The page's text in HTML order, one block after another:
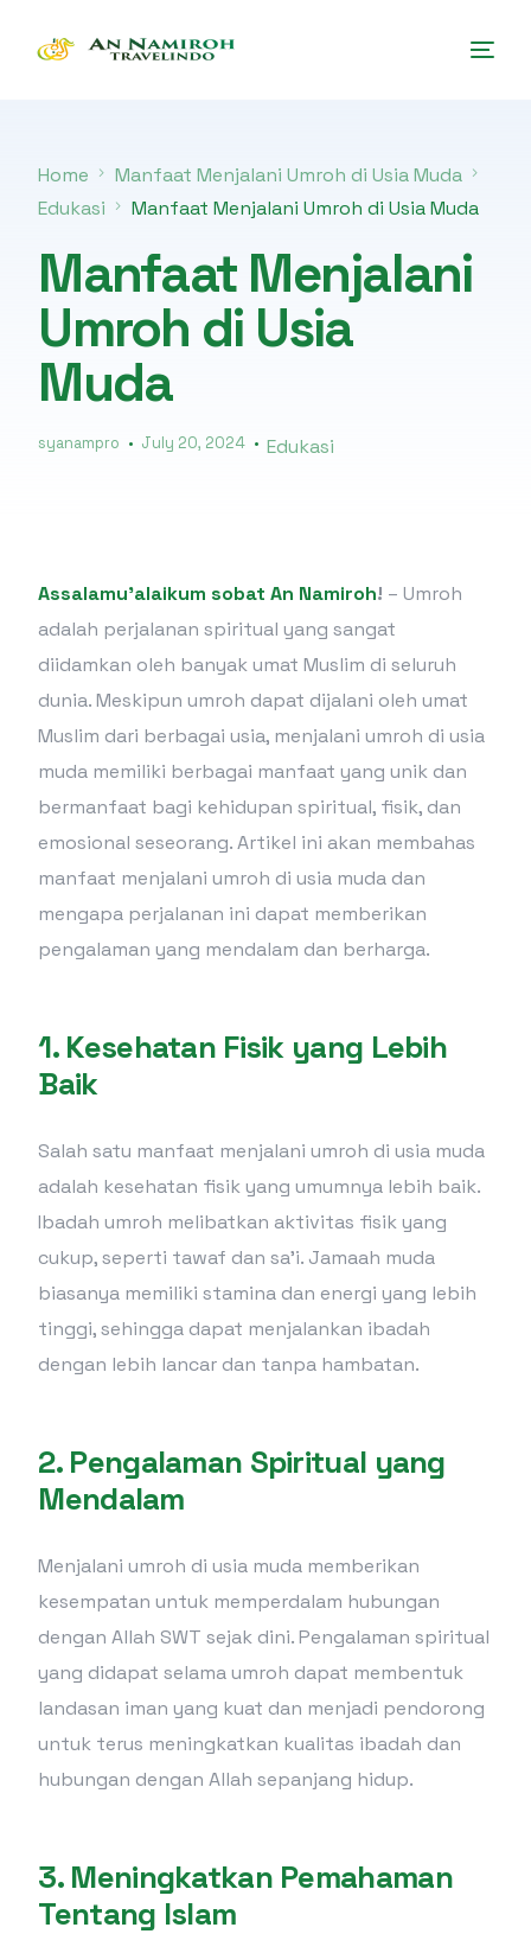
Home
Manfaat Menjalani Umroh di Usia Muda
Edukasi
Manfaat Menjalani Umroh di Usia Muda
Manfaat Menjalani
Umroh di Usia
Muda
syanampro July 20, 2024 Edukasi
Assalamu’alaikum sobat An Namiroh! – Umroh
adalah perjalanan spiritual yang sangat
diidamkan oleh banyak umat Muslim di seluruh
dunia. Meskipun umroh dapat dijalani oleh umat
Muslim dari berbagai usia, menjalani umroh di usia
muda memiliki berbagai manfaat yang unik dan
bermanfaat bagi kehidupan spiritual, fisik, dan
emosional seseorang. Artikel ini akan membahas
manfaat menjalani umroh di usia muda dan
mengapa perjalanan ini dapat memberikan
pengalaman yang mendalam dan berharga.
1. Kesehatan Fisik yang Lebih
Baik
Salah satu manfaat menjalani umroh di usia muda
adalah kesehatan fisik yang umumnya lebih baik.
Ibadah umroh melibatkan aktivitas fisik yang
cukup, seperti tawaf dan sa’i. Jamaah muda
biasanya memiliki stamina dan energi yang lebih
tinggi, sehingga dapat menjalankan ibadah
dengan lebih lancar dan tanpa hambatan.
2. Pengalaman Spiritual yang
Mendalam
Menjalani umroh di usia muda memberikan
kesempatan untuk memperdalam hubungan
dengan Allah SWT sejak dini. Pengalaman spiritual
yang didapat selama umroh dapat membentuk
landasan iman yang kuat dan menjadi pendorong
untuk terus meningkatkan kualitas ibadah dan
hubungan dengan Allah sepanjang hidup.
3. Meningkatkan Pemahaman
Tentang Islam